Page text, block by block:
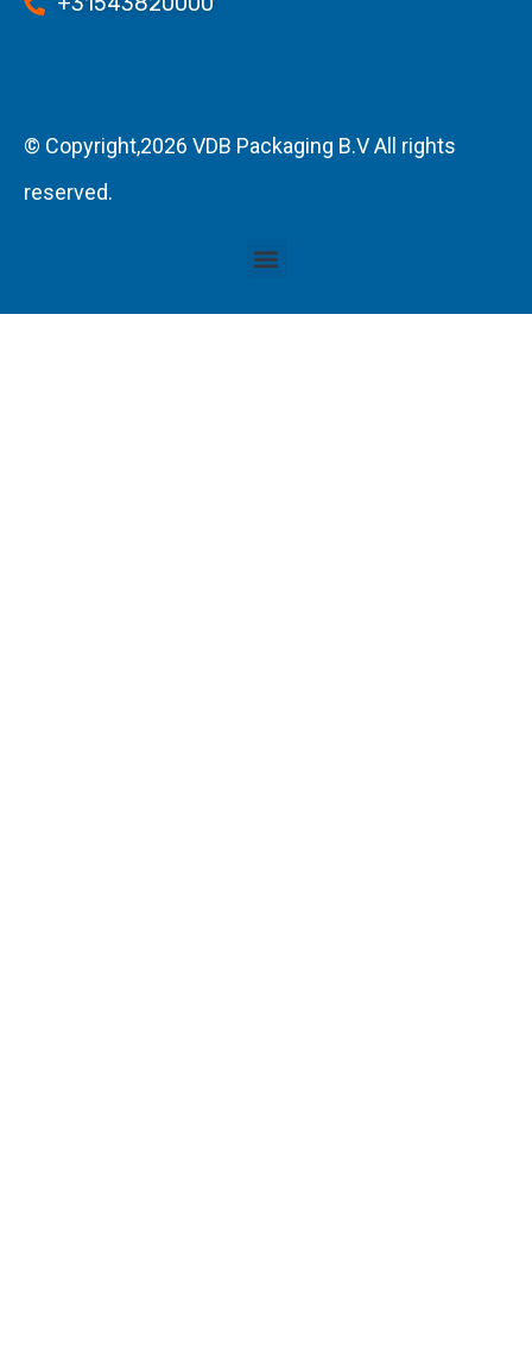
© Copyright,2026 VDB Packaging B.V All rights
reserved.